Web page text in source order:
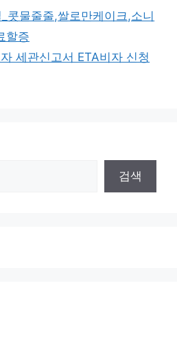
콧물줄줄,쌀로만케이크,소니
할증
세관신고서 ETA비자 신청
검색